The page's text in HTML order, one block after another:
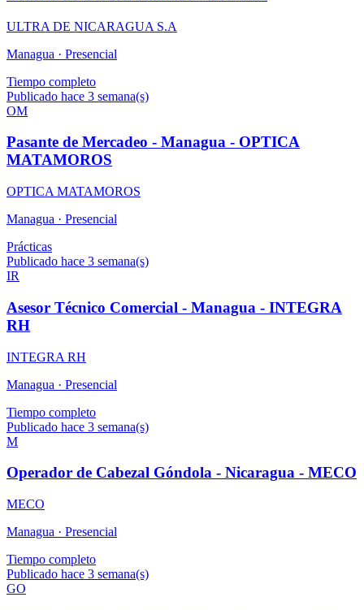
ULTRA DE NICARAGUA S.A
Managua · Presencial
Tiempo completo
Publicado hace 3 semana(s)
OM
Pasante de Mercadeo - Managua - OPTICA
MATAMOROS
OPTICA MATAMOROS
Managua · Presencial
Prácticas
Publicado hace 3 semana(s)
IR
Asesor Técnico Comercial - Managua - INTEGRA
RH
INTEGRA RH
Managua · Presencial
Tiempo completo
Publicado hace 3 semana(s)
M
Operador de Cabezal Góndola - Nicaragua - MECO
MECO
Managua · Presencial
Tiempo completo
Publicado hace 3 semana(s)
GO